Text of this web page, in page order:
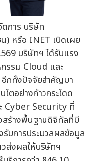
การ บริษัท
) หรือ INET เปิดเผย
บริษัทฯ ได้รับแรง
รรม Cloud และ
กทั้งปัจจัยสำคัญมา
ตอย่างก้าวกระโดด
Cyber Security ที่
สร้างพื้นฐานดิจิทัลที่มี
บการประมวลผลข้อมูล
ส่งผลให้บริษัทฯ